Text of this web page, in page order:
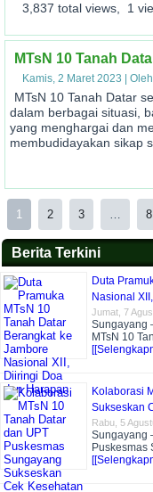
3,837 total views, 1
MTsN 10 Tanah
Kamis, 2 Maret 2023 | Oleh
MTsN 10 Tanah Datar
dalam berbagai situasi,
yang menghargai dan
membudidayakan sikap
1 2 3 8
Berita Terkini
Duta
Nasional
Jumat, 7
Sungayang
MTsN 10
Kolaborasi
Sukseskan
Rabu, 5
Sungayang
Puskesmas